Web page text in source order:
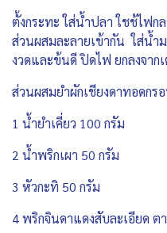
ตั้งกระทะ ใส่น้ำปลา ใชช้ไฟก
ส่วนผสมละลายเข้ากัน ใส่น้ำ
งวดและข้นดี ปิดไฟ ยกลงจาก
ส่วนผสมยำผักเชียงดาทอดกร
1 น้ำยำเคี่ยว 100 กรัม
2 น้ำพริกเผา 50 กรัม
3 หัวกะทิ 50 กรัม
4 พริกจินดาแดงสับละเอียด ต